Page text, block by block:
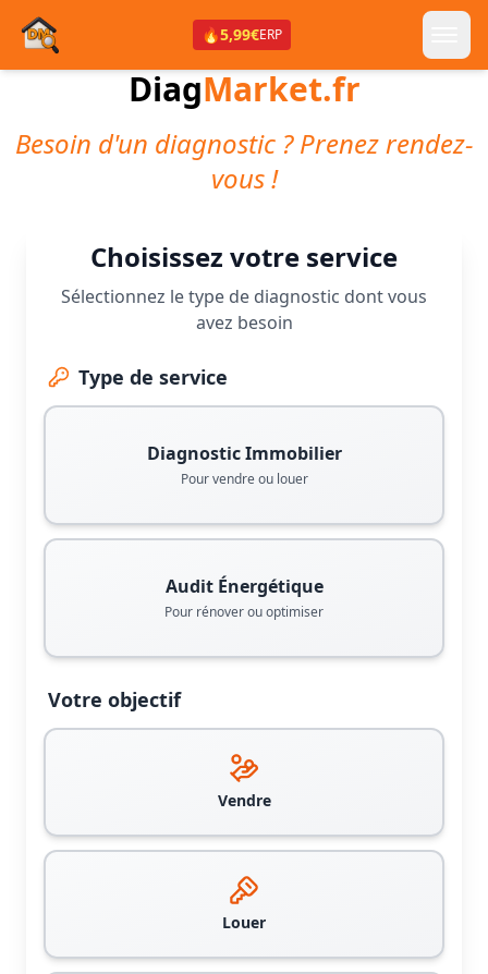
🔥5,99€ERP
DiagMarket.fr
Besoin d'un diagnostic ? Prenez rendez-
vous !
Choisissez votre service
Sélectionnez le type de diagnostic dont vous
avez besoin
Type de service
Diagnostic Immobilier
Pour vendre ou louer
Audit Énergétique
Pour rénover ou optimiser
Votre objectif
Vendre
Louer